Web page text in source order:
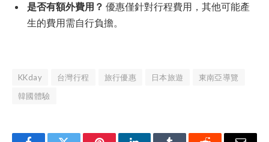
是否有額外費用？ 優惠僅針對行程費用，其他可能產
生的費用需自行負擔。
KKday 台灣行程 旅行優惠 日本旅遊
東南亞導覽
韓國體驗